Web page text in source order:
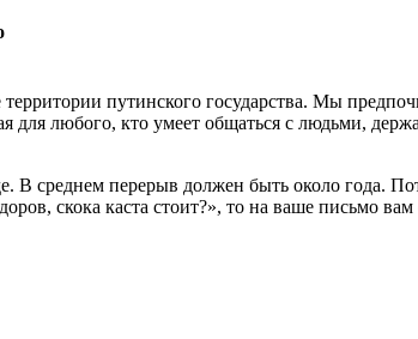
путинского государства. Мы
любого, кто умеет общаться с людьми,
В среднем перерыв должен быть около года.
скока каста стоит?», то на ваше письмо вам